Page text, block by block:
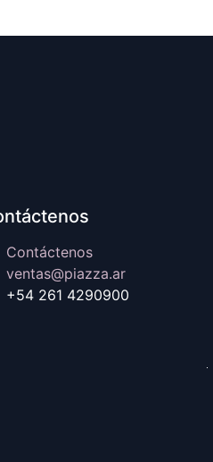
Contáctenos
ventas@piazza.ar
+54 261 4290900